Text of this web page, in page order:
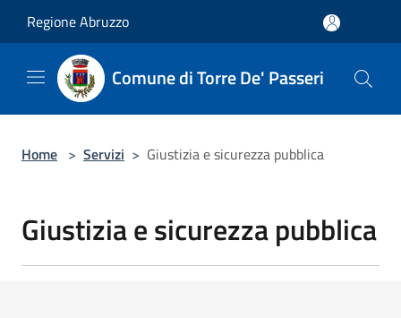
Regione Abruzzo
Comune di Torre De' Passeri
Home > Servizi > Giustizia e sicurezza pubblica
Giustizia e sicurezza pubblica